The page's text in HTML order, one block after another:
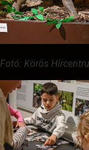
Fotó: Körös